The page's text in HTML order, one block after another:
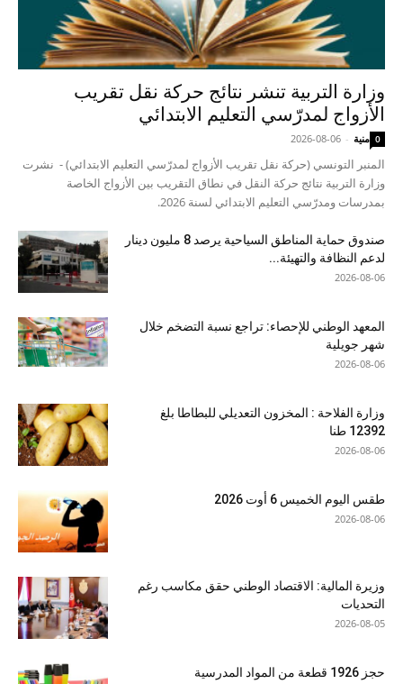
وزارة التربية تنشر نتائج حركة نقل تقريب
الأزواج لمدرّسي التعليم الابتدائي
منية -
2026-08-06 0
المنبر التونسي (حركة نقل تقريب الأزواج لمدرّسي التعليم الابتدائي) - نشرت
وزارة التربية نتائج حركة النقل في نطاق التقريب بين الأزواج الخاصة
بمدرسات ومدرّسي التعليم الابتدائي لسنة 2026.
صندوق حماية المناطق السياحية يرصد 8 مليون دينار
لدعم النظافة والتهيئة...
2026-08-06
المعهد الوطني للإحصاء: تراجع نسبة التضخم خلال
شهر جويلية
2026-08-06
وزارة الفلاحة : المخزون التعديلي للبطاطا بلغ
12392 طنا
2026-08-06
طقس اليوم الخميس 6 أوت 2026
2026-08-06
وزيرة المالية: الاقتصاد الوطني حقق مكاسب رغم
التحديات
2026-08-05
حجز 1926 قطعة من المواد المدرسية